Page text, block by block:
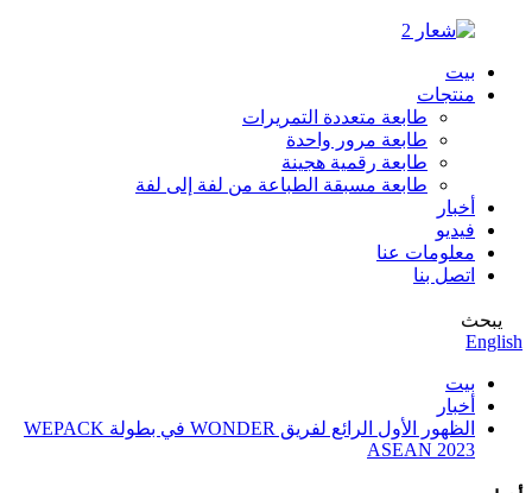
بيت
منتجات
طابعة متعددة التمريرات
طابعة مرور واحدة
طابعة رقمية هجينة
طابعة مسبقة الطباعة من لفة إلى لفة
أخبار
فيديو
معلومات عنا
اتصل بنا
يبحث
English
بيت
أخبار
الظهور الأول الرائع لفريق WONDER في بطولة WEPACK
ASEAN 2023